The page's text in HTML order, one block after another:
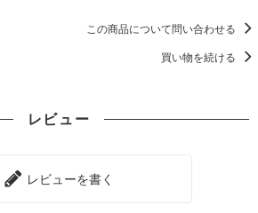
この商品について問い合わせる
買い物を続ける
レビュー
レビューを書く